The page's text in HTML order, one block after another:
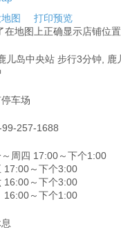
图
打印预览
在地图上正确显示店铺位
儿岛中央站 步行3分钟,
车场
99-257-1688
周四 17:00～下个1:00
17:00～下个3:00
16:00～下个3:00
16:00～下个1:00